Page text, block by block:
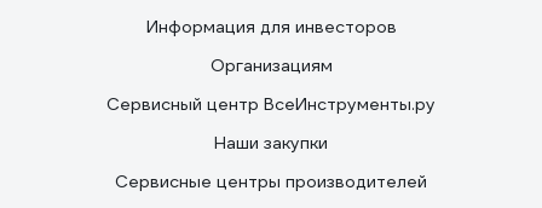
Информация для инвесторов
Организациям
Сервисный центр ВсеИнструменты.ру
Наши закупки
Сервисные центры производителей